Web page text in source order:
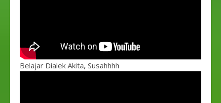
Belajar Dialek Akita, Susahhhh